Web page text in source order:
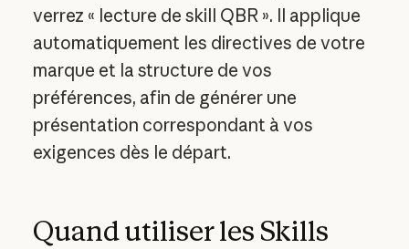
verrez « lecture de skill QBR ». Il applique
automatiquement les directives de votre
marque et la structure de vos
préférences, afin de générer une
présentation correspondant à vos
exigences dès le départ.
Quand utiliser les Skills